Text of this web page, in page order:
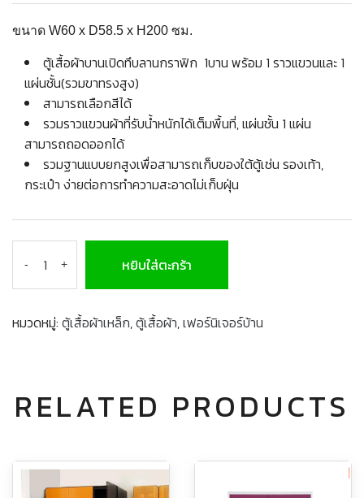
ขนาด W60 x D58.5 x H200 ซม.
ตู้เสื้อผ้าบานเปิดทึบลานกราฟิก 1บาน พร้อม 1 ราวแขวนและ 1
แผ่นชั้น(รวมขาทรงสูง)
สามารถเลือกสีได้
รวมราวแขวนผ้าที่รับน้ำหนักได้เต็มพื้นที่, แผ่นชั้น 1 แผ่น
สามารถถอดออกได้
รวมฐานแบบยกสูงเพื่อสามารถเก็บของใต้ตู้เช่น รองเท้า,
กระเป๋า ง่ายต่อการทำความสะอาดไม่เก็บฝุ่น
- + หยิบใส่ตะกร้า
หมวดหมู่: ตู้เสื้อผ้าเหล็ก,ตู้เสื้อผ้า,เฟอร์นิเจอร์บ้าน
RELATED PRODUCTS